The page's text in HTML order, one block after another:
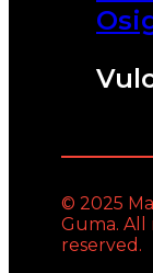
© 2025
Guma. All
reserved.